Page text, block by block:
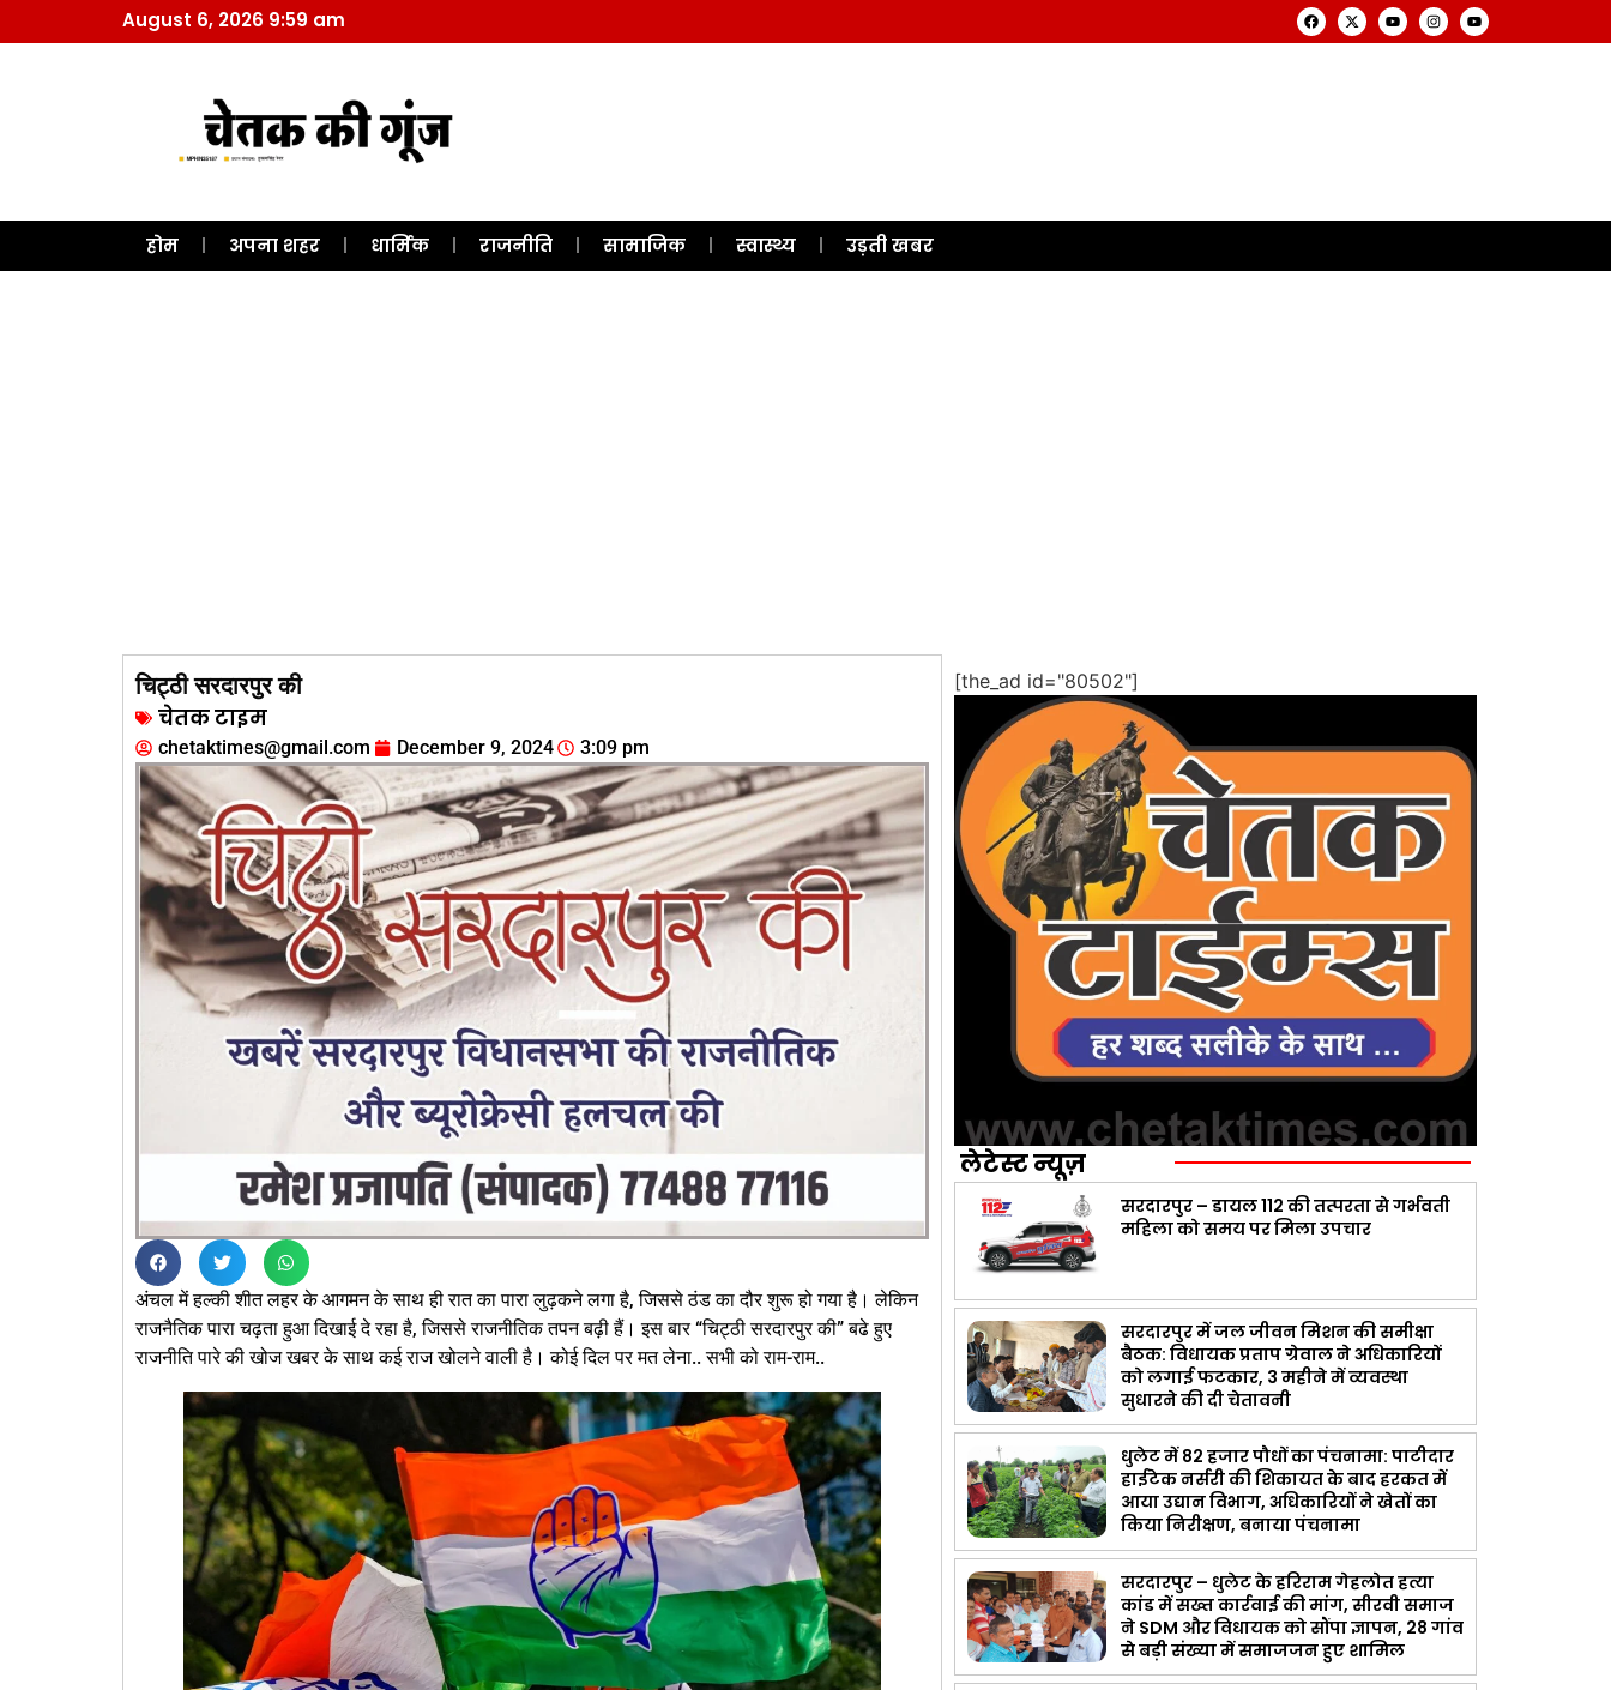
August 6, 2026 9:59 am
होम अपना शहर धार्मिक राजनीति सामाजिक स्वास्थ्य उड़ती खबर
चिट्ठी सरदारपुर की
चेतक टाइम
chetaktimes@gmail.com December 9, 2024 3:09 pm
अंचल में हल्की शीत लहर के आगमन के साथ ही रात का पारा लुढ़कने लगा है, जिससे ठंड का दौर शुरू हो गया है। लेकिन
राजनैतिक पारा चढ़ता हुआ दिखाई दे रहा है, जिससे राजनीतिक तपन बढ़ी हैं। इस बार “चिट्ठी सरदारपुर की” बढे हुए
राजनीति पारे की खोज खबर के साथ कई राज खोलने वाली है। कोई दिल पर मत लेना.. सभी को राम-राम..
[the_ad id="80502"]
लेटेस्ट न्यूज़
सरदारपुर – डायल 112 की तत्परता से गर्भवती
महिला को समय पर मिला उपचार
सरदारपुर में जल जीवन मिशन की समीक्षा
बैठक: विधायक प्रताप ग्रेवाल ने अधिकारियों
को लगाई फटकार, 3 महीने में व्यवस्था
सुधारने की दी चेतावनी
धुलेट में 82 हजार पौधों का पंचनामा: पाटीदार
हाईटेक नर्सरी की शिकायत के बाद हरकत में
आया उद्यान विभाग, अधिकारियों ने खेतों का
किया निरीक्षण, बनाया पंचनामा
सरदारपुर – धुलेट के हरिराम गेहलोत हत्या
कांड में सख्त कार्रवाई की मांग, सीरवी समाज
ने SDM और विधायक को सौंपा ज्ञापन, 28 गांव
से बड़ी संख्या में समाजजन हुए शामिल